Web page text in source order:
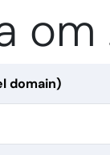
domain)